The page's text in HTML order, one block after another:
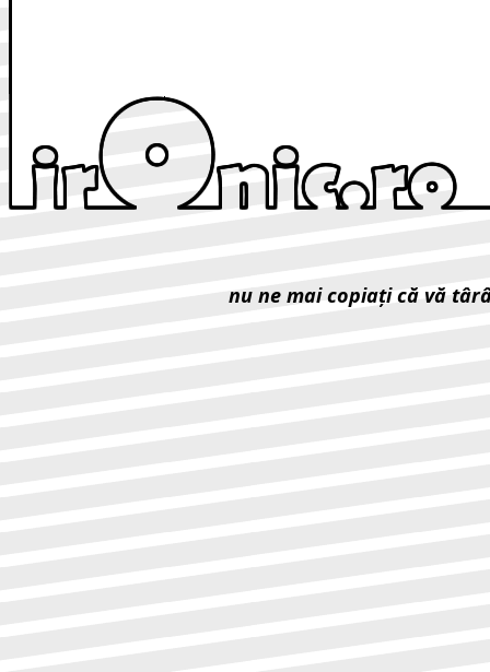
nu ne mai copiaţi că vă